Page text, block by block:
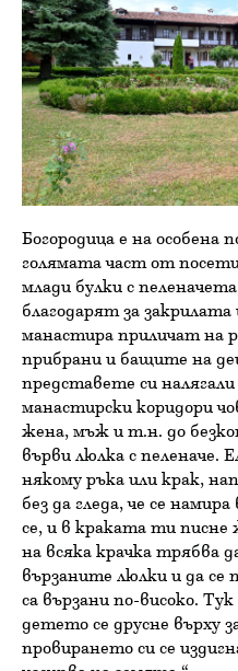
Богородица е на особена
голямата част от
млади булки с
благодарят за
манастира приличат на
прибрани и бащите на
представете си
манастирски коридори
жена, мъж и т.н. до
върви люлка с пеленаче.
някому ръка или крак,
без да гледа, че се
се, и в краката ти
на всяка крачка трябва
вързаните люлки и да се
са вързани по-високо.
детето се друсне върху
провирането си се